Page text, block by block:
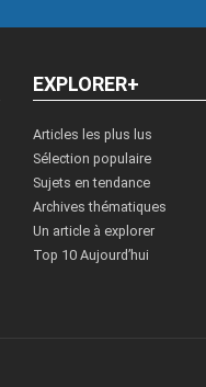
EXPLORER+
Articles les plus lus
Sélection populaire
Sujets en tendance
Archives thématiques
Un article à explorer
Top 10 Aujourd’hui